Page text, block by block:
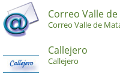
Correo Valle
Correo Valle de
Callejero
Callejero